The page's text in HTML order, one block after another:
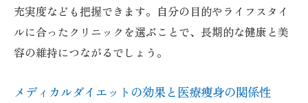
充実度なども把握できます。自分の目的やライフスタイ
ルに合ったクリニックを選ぶことで、長期的な健康と美
容の維持につながるでしょう。
メディカルダイエットの効果と医療痩身の関係性